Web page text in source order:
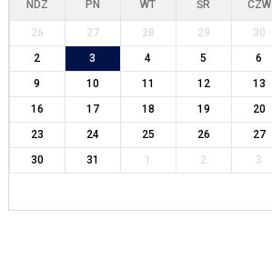
NDZ PN WT ŚR CZW
26 27 28 29 30
2
3 4 5 6
9
10 11 12 13
16
17 18 19 20
23
24 25 26 27
30
31 1 2 3